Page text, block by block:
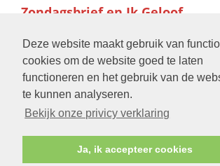
Deze website maakt gebruik van
cookies om de website goed te laten
functioneren en het gebruik van de
te kunnen analyseren.
Bekijk onze privicy verklaring
Ja, ik accepteer cookies
Zondagsbrief en Ik Geloof
de verschijningsdata in 2025 en
Bijbelschool